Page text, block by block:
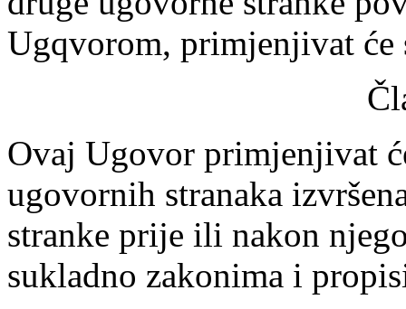
Ugqvorom, primjenjivat
Ovaj Ugovor primjenjivat
ugovornih stranaka
stranke prije ili nakon
sukladno zakonima i